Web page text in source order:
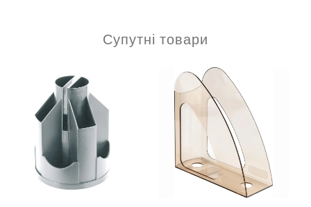
Супутні товари